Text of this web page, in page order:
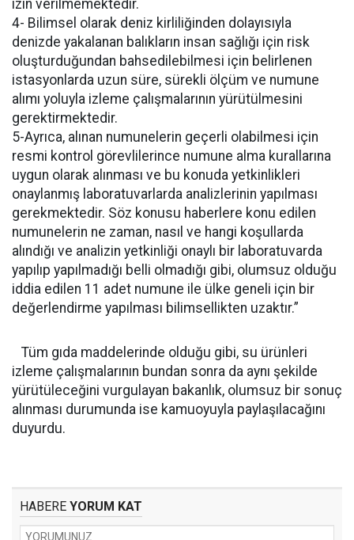
izin verilmemektedir.
4- Bilimsel olarak deniz kirliliğinden dolayısıyla
denizde yakalanan balıkların insan sağlığı için risk
oluşturduğundan bahsedilebilmesi için belirlenen
istasyonlarda uzun süre, sürekli ölçüm ve numune
alımı yoluyla izleme çalışmalarının yürütülmesini
gerektirmektedir.
5-Ayrıca, alınan numunelerin geçerli olabilmesi için
resmi kontrol görevlilerince numune alma kurallarına
uygun olarak alınması ve bu konuda yetkinlikleri
onaylanmış laboratuvarlarda analizlerinin yapılması
gerekmektedir. Söz konusu haberlere konu edilen
numunelerin ne zaman, nasıl ve hangi koşullarda
alındığı ve analizin yetkinliği onaylı bir laboratuvarda
yapılıp yapılmadığı belli olmadığı gibi, olumsuz olduğu
iddia edilen 11 adet numune ile ülke geneli için bir
değerlendirme yapılması bilimsellikten uzaktır.”
Tüm gıda maddelerinde olduğu gibi, su ürünleri
izleme çalışmalarının bundan sonra da aynı şekilde
yürütüleceğini vurgulayan bakanlık, olumsuz bir sonuç
alınması durumunda ise kamuoyuyla paylaşılacağını
duyurdu.
HABERE YORUM KAT